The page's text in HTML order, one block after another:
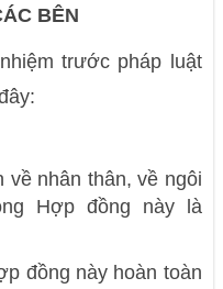
BÊN
trước pháp luật
về nhân thân, về ngôi
Hợp đồng này là
đồng này hoàn toàn